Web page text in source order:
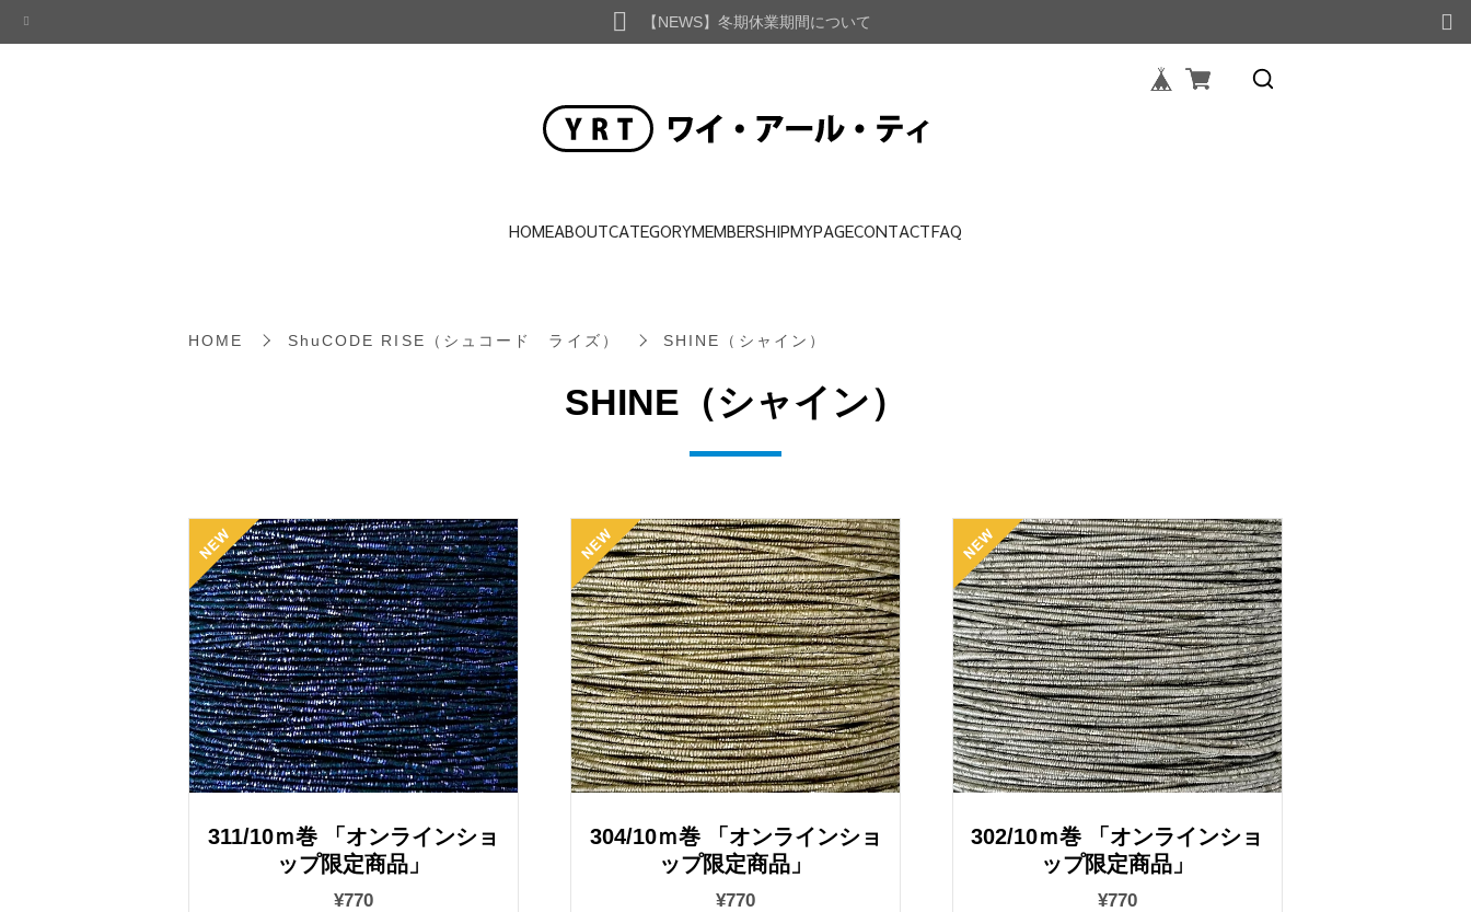
【NEWS】冬期休業期間について
HOMEABOUTCATEGORYMEMBERSHIPMYPAGECONTACTFAQ
HOME ShuCODE RISE（シュコード ライズ） SHINE（シャイン）
SHINE（シャイン）
311/10ｍ巻 「オンラインショ
ップ限定商品」
¥770
304/10ｍ巻 「オンラインショ
ップ限定商品」
¥770
302/10ｍ巻 「オンラインショ
ップ限定商品」
¥770